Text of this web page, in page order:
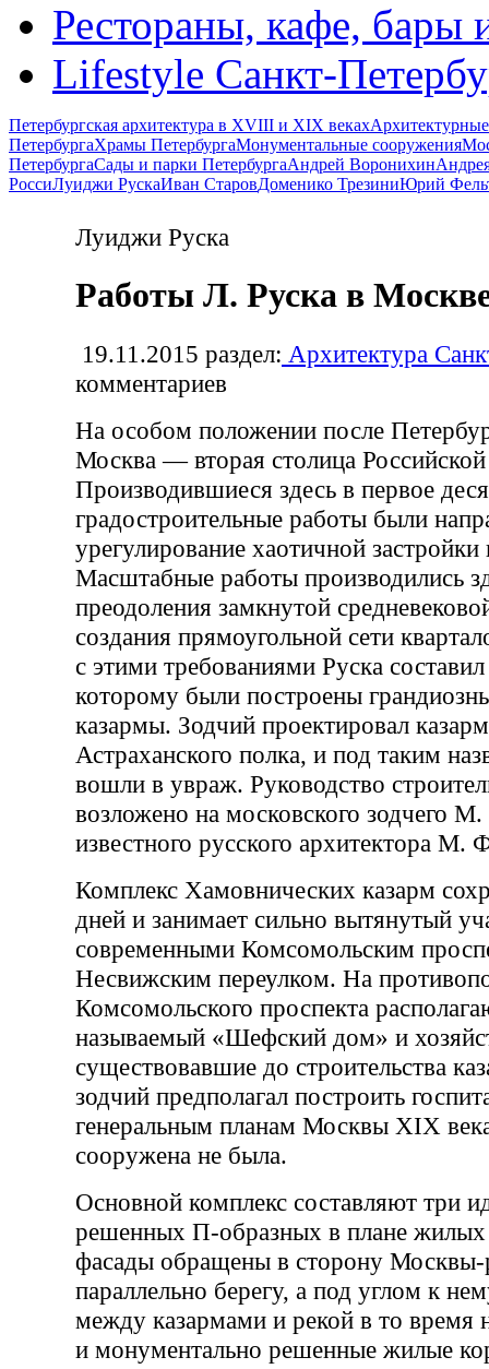
Рестораны, кафе, бары
Lifestyle Санкт-
Петербургская архитектура в XVIII и XIX веках
ПетербургаХрамы ПетербургаМонументальные сооружения
ПетербургаСады и парки ПетербургаАндрей Воронихин
РоссиЛуиджи РускаИван СтаровДоменико ТрезиниЮрий
Луиджи Руска
Работы Л. Руска в
19.11.2015 раздел: Архитектура
комментариев
На особом положении после
Москва — вторая столица
Производившиеся здесь в первое
градостроительные работы были
урегулирование хаотичной застройки
Масштабные работы производились
преодоления замкнутой
создания прямоугольной сети
с этими требованиями Руска
которому были построены
казармы. Зодчий проектировал
Астраханского полка, и под таким
вошли в увраж. Руководство
возложено на московского зодчего
известного русского архитектора М.
Комплекс Хамовнических казарм
дней и занимает сильно вытянутый
современными Комсомольским
Несвижским переулком. На
Комсомольского проспекта
называемый «Шефский дом» и
существовавшие до строительства
зодчий предполагал построить
генеральным планам Москвы XIX
сооружена не была.
Основной комплекс составляют три
решенных П-образных в плане
фасады обращены в сторону Москвы-
параллельно берегу, а под углом к
между казармами и рекой в то время
и монументально решенные жилые